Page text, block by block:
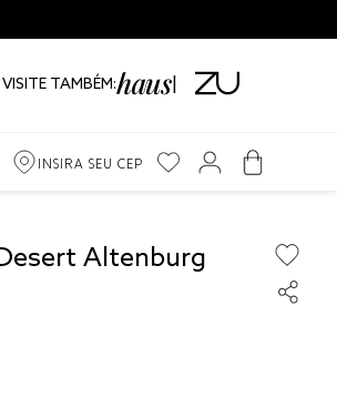
VISITE TAMBÉM:
INSIRA SEU CEP
Altenburg